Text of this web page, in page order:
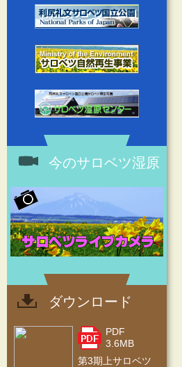
今のサロベツ湿原
ダウンロード
PDF
3.6MB
第3期上サロベツ